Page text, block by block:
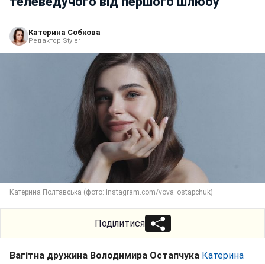
Катерина Собкова
Редактор Styler
Катерина Полтавська (фото: instagram.com/vova_ostapchuk)
Поділитися
Вагітна дружина Володимира Остапчука Катерина